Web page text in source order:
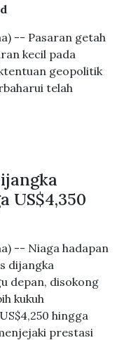
-- Pasaran getah
kecil pada
geopolitik
telah
US$4,350
-- Niaga hadapan
dijangka
depan, disokong
kukuh
hingga
prestasi